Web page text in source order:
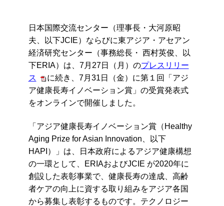
日本国際交流センター（理事長・大河原昭
夫、以下JCIE）ならびに東アジア・アセアン
経済研究センター（事務総長・ 西村英俊、以
下ERIA）は、7月27日（月）のプレスリリー
ス
に続き、7月31日（金）に第１回「アジ
ア健康長寿イノベーション賞」の受賞発表式
をオンラインで開催しました。
「アジア健康長寿イノベーション賞（Healthy
Aging Prize for Asian Innovation、以下
HAPI）」は、日本政府によるアジア健康構想
の一環として、ERIAおよびJCIE が2020年に
創設した表彰事業で、健康長寿の達成、高齢
者ケアの向上に資する取り組みをアジア各国
から募集し表彰するものです。テクノロジー